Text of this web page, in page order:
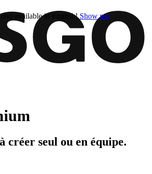
also available in English! Show me
créer seul ou en équipe.